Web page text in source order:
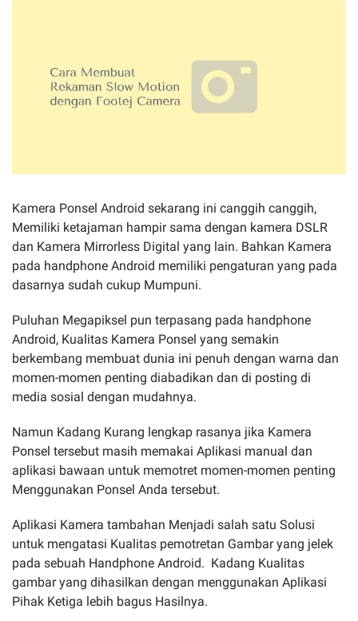
Kamera Ponsel Android sekarang ini canggih canggih,
Memiliki ketajaman hampir sama dengan kamera DSLR
dan Kamera Mirrorless Digital yang lain. Bahkan Kamera
pada handphone Android memiliki pengaturan yang pada
dasarnya sudah cukup Mumpuni.
Puluhan Megapiksel pun terpasang pada handphone
Android, Kualitas Kamera Ponsel yang semakin
berkembang membuat dunia ini penuh dengan warna dan
momen-momen penting diabadikan dan di posting di
media sosial dengan mudahnya.
Namun Kadang Kurang lengkap rasanya jika Kamera
Ponsel tersebut masih memakai Aplikasi manual dan
aplikasi bawaan untuk memotret momen-momen penting
Menggunakan Ponsel Anda tersebut.
Aplikasi Kamera tambahan Menjadi salah satu Solusi
untuk mengatasi Kualitas pemotretan Gambar yang jelek
pada sebuah Handphone Android. Kadang Kualitas
gambar yang dihasilkan dengan menggunakan Aplikasi
Pihak Ketiga lebih bagus Hasilnya.